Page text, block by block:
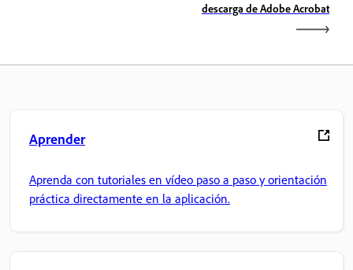
descarga de Adobe Acrobat
Aprender
Aprenda con tutoriales en vídeo paso a paso y orientación
práctica directamente en la aplicación.